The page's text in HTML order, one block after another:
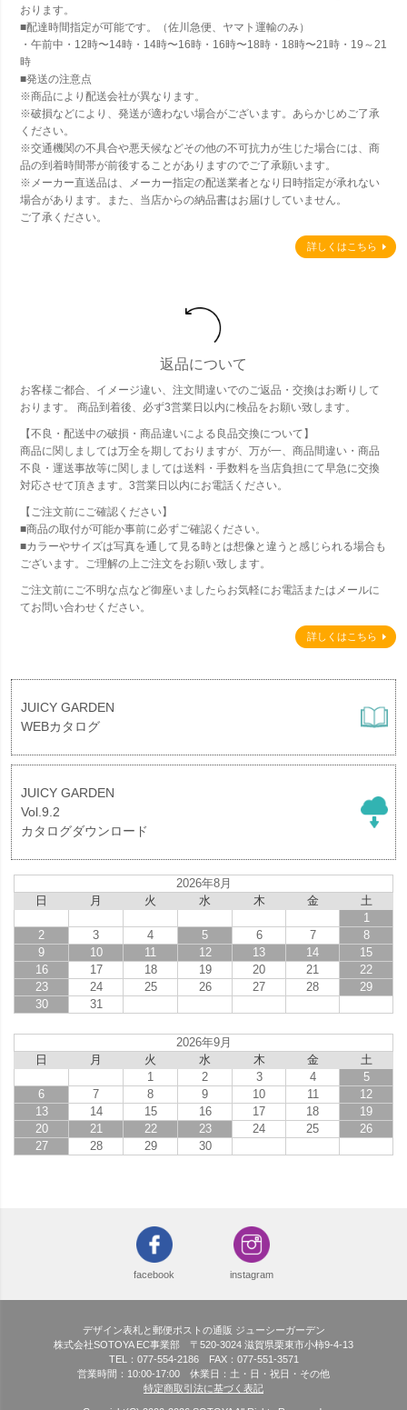
おります。
■配達時間指定が可能です。（佐川急便、ヤマト運輸のみ）
・午前中・12時〜14時・14時〜16時・16時〜18時・18時〜21時・19～21
時
■発送の注意点
※商品により配送会社が異なります。
※破損などにより、発送が適わない場合がございます。あらかじめご了承
ください。
※交通機関の不具合や悪天候などその他の不可抗力が生じた場合には、商
品の到着時間帯が前後することがありますのでご了承願います。
※メーカー直送品は、メーカー指定の配送業者となり日時指定が承れない
場合があります。また、当店からの納品書はお届けしていません。
ご了承ください。
詳しくはこちら
返品について
お客様ご都合、イメージ違い、注文間違いでのご返品・交換はお断りして
おります。 商品到着後、必ず3営業日以内に検品をお願い致します。
【不良・配送中の破損・商品違いによる良品交換について】
商品に関しましては万全を期しておりますが、万が一、商品間違い・商品
不良・運送事故等に関しましては送料・手数料を当店負担にて早急に交換
対応させて頂きます。3営業日以内にお電話ください。
【ご注文前にご確認ください】
■商品の取付が可能か事前に必ずご確認ください。
■カラーやサイズは写真を通して見る時とは想像と違うと感じられる場合も
ございます。ご理解の上ご注文をお願い致します。
ご注文前にご不明な点など御座いましたらお気軽にお電話またはメールに
てお問い合わせください。
詳しくはこちら
JUICY GARDEN
WEBカタログ
JUICY GARDEN
Vol.9.2
カタログダウンロード
2026年8月
日
月 火 水 木 金
土
1
2
3 4 5 6 7
8
9
10 11 12 13 14
15
16
17 18 19 20 21
22
23
24 25 26 27 28
29
30
31
2026年9月
日
月 火 水 木 金
土
1
2 3 4
5
6
7 8 9 10 11
12
13
14 15 16 17 18
19
20
21 22 23 24 25
26
27
28 29 30
facebook instagram
デザイン表札と郵便ポストの通販 ジューシーガーデン
株式会社SOTOYA EC事業部 〒520-3024 滋賀県栗東市小柿9-4-13
TEL：077-554-2186 FAX：077-551-3571
営業時間：10:00-17:00 休業日：土・日・祝日・その他
特定商取引法に基づく表記